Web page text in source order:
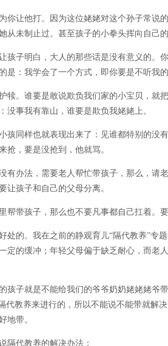
让他打。因为这位姥姥对这个孙子常说的
从未制止过。甚至孩子的小拳头挥向自己
子明白，大人的那些话是没有意义的。
是：我学会了一个方式，即你要是不听我
。谁要是敢说欺负我们家的小宝贝，就
没事我有靠山，谁要是欺负我姥姥上。
同样也就表现出来了：见谁都特别的没
抢，要是没抢到，他就骂。
办法，需要老人帮忙带孩子，那么，请
让孩子和自己的父母分离。
带孩子，那么也不要凡事都自己扛着。
的。我在之前的静观育儿“隔代教养”专
定的缓冲；年轻父母偏于缺乏耐心，而老
子就是不能给我们的爷爷奶奶姥姥姥爷
代教养来进行的，所以不能说不能带就解
地带。
代教养的解决办法：